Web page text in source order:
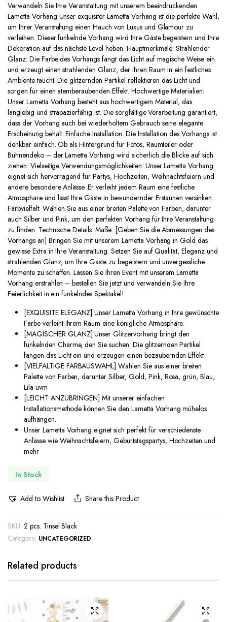
Verwandeln Sie Ihre Veranstaltung mit unserem beeindruckenden
Lametta Vorhang Unser exquisiter Lametta Vorhang ist die perfekte Wahl,
um Ihrer Veranstaltung einen Hauch von Luxus und Glamour zu
verleihen. Dieser funkelnde Vorhang wird Ihre Gäste begeistern und Ihre
Dekoration auf das nächste Level heben. Hauptmerkmale: Strahlender
Glanz: Die Farbe des Vorhangs fängt das Licht auf magische Weise ein
und erzeugt einen strahlenden Glanz, der Ihren Raum in ein festliches
Ambiente taucht. Die glitzernden Partikel reflektieren das Licht und
sorgen für einen atemberaubenden Effekt. Hochwertige Materialien:
Unser Lametta Vorhang besteht aus hochwertigem Material, das
langlebig und strapazierfähig ist. Die sorgfältige Verarbeitung garantiert,
dass der Vorhang auch bei wiederholtem Gebrauch seine elegante
Erscheinung behält. Einfache Installation: Die Installation des Vorhangs ist
denkbar einfach. Ob als Hintergrund für Fotos, Raumteiler oder
Bühnendeko – der Lametta Vorhang wird sicherlich die Blicke auf sich
ziehen. Vielseitige Verwendungsmöglichkeiten: Unser Lametta Vorhang
eignet sich hervorragend für Partys, Hochzeiten, Weihnachtsfeiern und
andere besondere Anlässe. Er verleiht jedem Raum eine festliche
Atmosphäre und lässt Ihre Gäste in bewundernder Erstaunen versinken.
Farbvielfalt: Wählen Sie aus einer breiten Palette von Farben, darunter
auch Silber und Pink, um den perfekten Vorhang für Ihre Veranstaltung
zu finden. Technische Details: Maße: [Geben Sie die Abmessungen des
Vorhangs an] Bringen Sie mit unserem Lametta Vorhang in Gold das
gewisse Extra in Ihre Veranstaltung. Setzen Sie auf Qualität, Eleganz und
strahlenden Glanz, um Ihre Gäste zu begeistern und unvergessliche
Momente zu schaffen. Lassen Sie Ihren Event mit unserem Lametta
Vorhang erstrahlen – bestellen Sie jetzt und verwandeln Sie Ihre
Feierlichkeit in ein funkelndes Spektakel!
[EXQUISITE ELEGANZ] Unser Lametta Vorhang in Ihre gewünschte
Farbe verleiht Ihrem Raum eine königliche Atmosphäre.
[MAGISCHER GLANZ] Unser Glitzervorhang bringt den
funkelnden Charme, den Sie suchen. Die glitzernden Partikel
fangen das Licht ein und erzeugen einen bezaubernden Effekt
[VIELFALTIGE FARBAUSWAHL] Wählen Sie aus einer breiten
Palette von Farben, darunter Silber, Gold, Pink, Rosa, grün, Blau,
Lila uvm
[LEICHT ANZUBRINGEN] Mit unserer einfachen
Installationsmethode können Sie den Lametta Vorhang mühelos
aufhängen.
Unser Lametta Vorhang eignet sich perfekt für verschiedenste
Anlässe wie Weihnachtsfeiern, Geburtstagspartys, Hochzeiten und
mehr
In Stock
Add to Wishlist Share this Product
SKU: 2 pcs. Tinsel Black
Category: UNCATEGORIZED
Related products